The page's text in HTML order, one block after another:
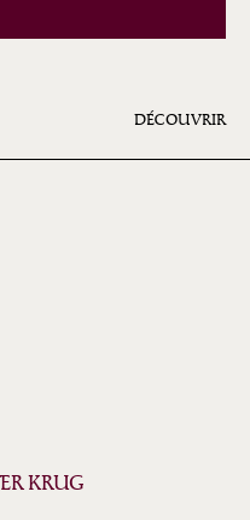
DÉCOUVRIR
KRUG